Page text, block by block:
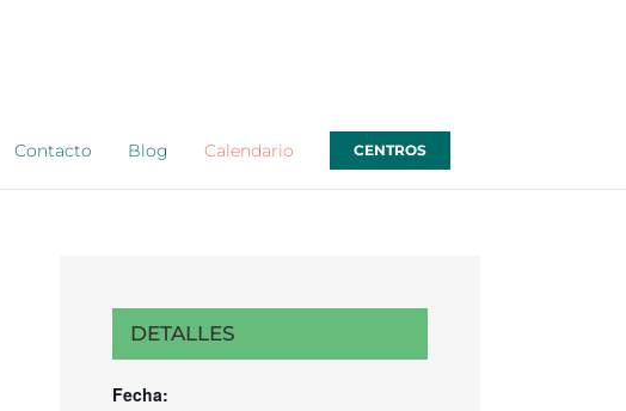
Contacto Blog Calendario CENTROS
DETALLES
Fecha: